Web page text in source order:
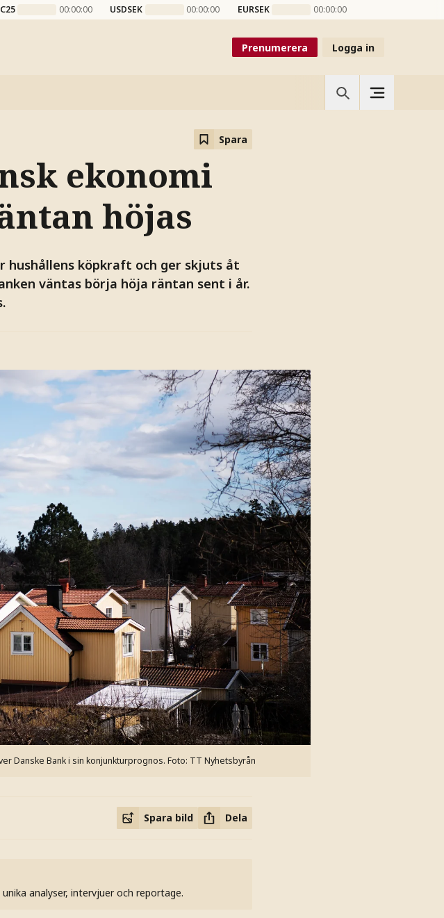
00:00:00 USDSEK 00:00:00 EURSEK 00:00:00
Prenumerera Logga in
Spara
ekonomi
höjas
hushållens köpkraft och ger skjuts åt
väntas börja höja räntan sent i år.
Danske Bank i sin konjunkturprognos. Foto: TT Nyhetsbyrån
Spara bild Dela
analyser, intervjuer och reportage.